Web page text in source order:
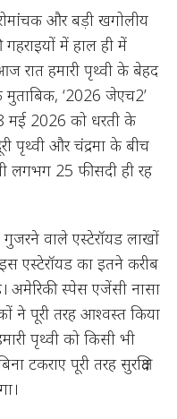
रोमांचक और बड़ी खगोलीय
गहराइयों में हाल ही में
रात हमारी पृथ्वी के बेहद
मुताबिक, ‘2026 जेएच2’
मई 2026 को धरती के
पृथ्वी और चंद्रमा के बीच
लगभग 25 फीसदी ही रह
वाले एस्टेरॉयड लाखों
एस्टेरॉयड का इतने करीब
अमेरिकी स्पेस एजेंसी नासा
ने पूरी तरह आश्वस्त किया
पृथ्वी को किसी भी
टकराए पूरी तरह सुरक्षित